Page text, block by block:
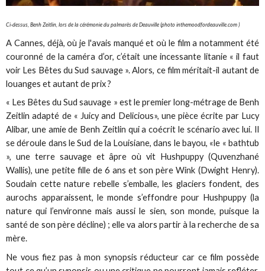
Ci-dessus, Benh Zeitlin, lors de la cérémonie du palmarès de Deauville (photo inthemoodfordeauville.com )
A Cannes, déjà, où je l'avais manqué et où le film a notamment été
couronné de la caméra d’or, c’était une incessante litanie « il faut
voir Les Bêtes du Sud sauvage ». Alors, ce film méritait-il autant de
louanges et autant de prix ?
« Les Bêtes du Sud sauvage » est le premier long-métrage de Benh
Zeitlin adapté de « Juicy and Delicious», une pièce écrite par Lucy
Alibar, une amie de Benh Zeitlin qui a coécrit le scénario avec lui. Il
se déroule dans le Sud de la Louisiane, dans le bayou, «le « bathtub
», une terre sauvage et âpre où vit Hushpuppy (Quvenzhané
Wallis), une petite fille de 6 ans et son père Wink (Dwight Henry).
Soudain cette nature rebelle s’emballe, les glaciers fondent, des
aurochs apparaissent, le monde s’effondre pour Hushpuppy (la
nature qui l’environne mais aussi le sien, son monde, puisque la
santé de son père décline) ; elle va alors partir à la recherche de sa
mère.
Ne vous fiez pas à mon synopsis réducteur car ce film possède